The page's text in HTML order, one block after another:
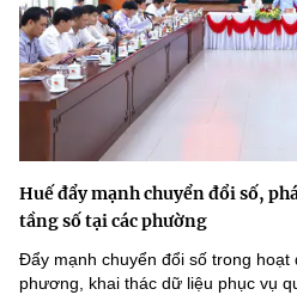
Huế đẩy mạnh chuyển đổi số,
tầng số tại các phường
Đẩy mạnh chuyển đổi số trong hoạt
phương, khai thác dữ liệu phục vụ